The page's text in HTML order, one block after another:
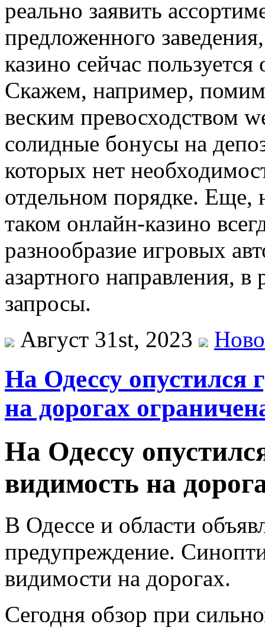
реально заявить
предложенного
казино сейчас
Скажем, например,
веским превосходством
солидные бонусы на
которых нет
отдельном порядке. Еще,
таком онлайн-казино
разнообразие игровых
азартного направления,
запросы.
Август 31st, 2023
На Одессу опустился
на дорогах
На Одессу
видимость на
В Одессе и области
предупреждение.
видимости на дорогах.
Сегодня обзор при